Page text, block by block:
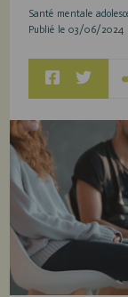
Santé mentale
Publié le 03/06/2024